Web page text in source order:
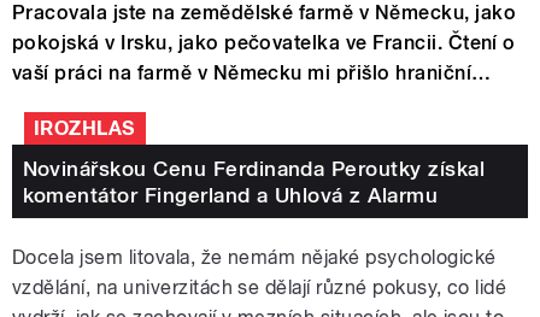
Pracovala jste na zemědělské farmě v Německu, jako
pokojská v Irsku, jako pečovatelka ve Francii. Čtení o
vaší práci na farmě v Německu mi přišlo hraniční…
IROZHLAS
Novinářskou Cenu Ferdinanda Peroutky získal
komentátor Fingerland a Uhlová z Alarmu
Docela jsem litovala, že nemám nějaké psychologické
vzdělání, na univerzitách se dělají různé pokusy, co lidé